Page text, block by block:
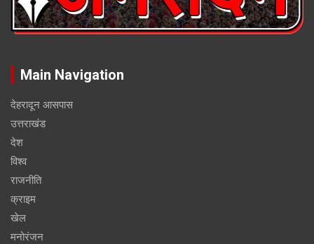
Main Navigation
देहरादून आसपास
उत्तराखंड
देश
विश्व
राजनीति
क्राइम
खेल
मनोरंजन